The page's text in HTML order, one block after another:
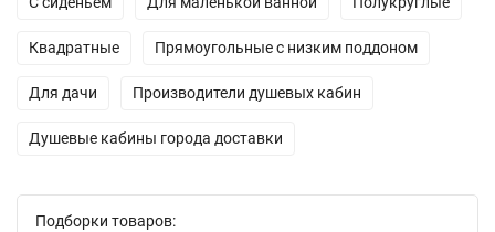
Квадратные Прямоугольные с низким поддоном
Для дачи Производители душевых кабин
Душевые кабины города доставки
Подборки товаров: